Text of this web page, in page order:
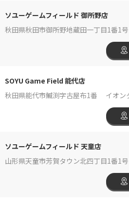
ソユーゲームフィールド 御所野店
秋田県秋田市御所野地蔵田一丁目1番1
SOYU Game Field 能代店
秋田県能代市鰄渕字古屋布1番 イオン
ソユーゲームフィールド 天童店
山形県天童市芳賀タウン北四丁目1番1